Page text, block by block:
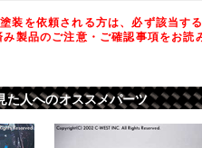
を依頼される方は、必ず該当する
製品のご注意・ご確認事項をお読
た人へのオススメパーツ